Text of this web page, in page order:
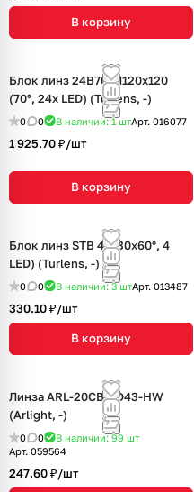
В корзину
Блок линз 24B70-M120х120
(70°, 24x LED) (Turlens, -)
0 0 В наличии: 1штАрт. 016077
1 925.70 ₽/шт
В корзину
Блок линз STB 4 (130x60°, 4
LED) (Turlens, -)
0 0 В наличии: 3штАрт. 013487
330.10 ₽/шт
В корзину
Линза ARL-20CBT-D43-HW
(Arlight, -)
0 0 В наличии: 99 шт
Арт. 059564
247.60 ₽/шт